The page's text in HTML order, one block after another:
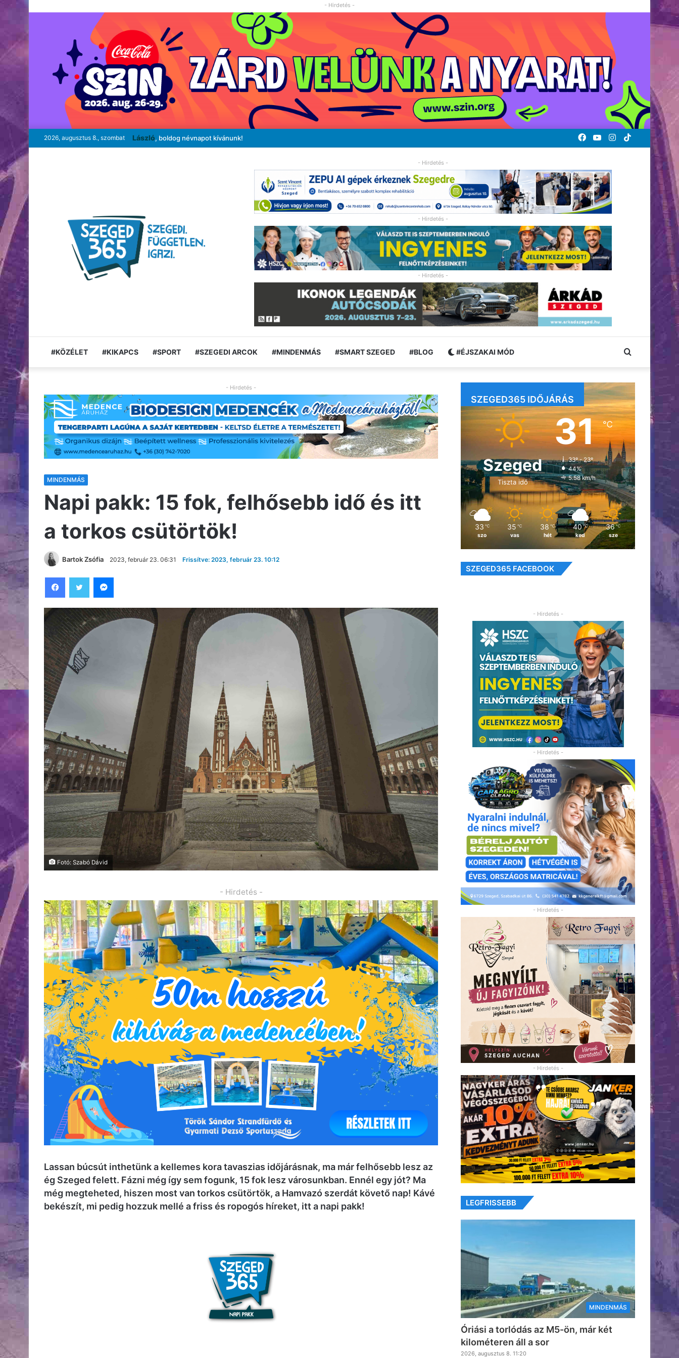
- Hirdetés -
2026, augusztus 8., szombat László, boldog névnapot kívánunk! TikTok
Instagram
YouTube
Facebook
- Hirdetés -
- Hirdetés -
- Hirdetés -
#KÖZÉLET #KIKAPCS #SPORT #SZEGEDI ARCOK #MINDENMÁS #SMART SZEGED #BLOG #ÉJSZAKAI MÓD Keresés:
- Hirdetés -
MINDENMÁS
Napi pakk: 15 fok, felhősebb idő és itt
a torkos csütörtök!
Bartok Zsófia 2023, február 23. 06:31 Frissítve: 2023, február 23. 10:12
Fotó: Szabó Dávid
- Hirdetés -
Lassan búcsút inthetünk a kellemes kora tavaszias időjárásnak, ma már felhősebb lesz az
ég Szeged felett. Fázni még így sem fogunk, 15 fok lesz városunkban. Ennél egy jót? Ma
még megteheted, hiszen most van torkos csütörtök, a Hamvazó szerdát követő nap! Kávé
bekészít, mi pedig hozzuk mellé a friss és ropogós híreket, itt a napi pakk!
SZEGED365 IDŐJÁRÁS
Szeged
Tiszta idő
31℃
33º - 23º
44%
5.58 km/h
33 ℃
szo
35 ℃
vas
38 ℃
hét
40 ℃
ked
36 ℃
sze
SZEGED365 FACEBOOK
- Hirdetés -
- Hirdetés -
- Hirdetés -
- Hirdetés -
LEGFRISSEBB
MINDENMÁS
Óriási a torlódás az M5-ön, már két
kilométeren áll a sor
2026, augusztus 8. 11:20